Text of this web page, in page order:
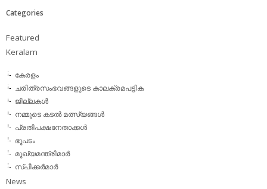
Categories
Featured
Keralam
കേരളം
ചരിത്രസംഭവങ്ങളുടെ കാലക്രമപട്ടിക
ജില്ലകള്‍
നമ്മുടെ കടല്‍ മത്സ്യങ്ങള്‍
പ്രതിപക്ഷനേതാക്കള്‍
ഭൂപടം
മുഖ്യമന്ത്രിമാര്‍
സ്പീക്കര്‍മാര്‍
News